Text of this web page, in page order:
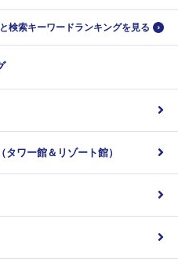
検索キーワードランキングを見る
ワー館＆リゾート館）